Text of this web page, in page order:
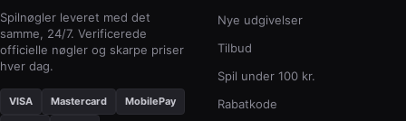
Spilnøgler leveret med det
samme, 24/7. Verificerede
officielle nøgler og skarpe priser
hver dag.
VISA Mastercard MobilePay
Nye udgivelser
Tilbud
Spil under 100 kr.
Rabatkode